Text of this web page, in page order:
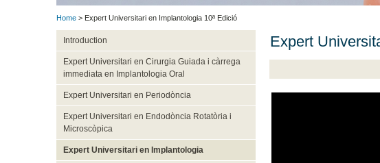
Home > Expert Universitari en Implantologia 10ª Edició
Introduction
Expert Universitari en Cirurgia Guiada i càrrega
immediata en Implantologia Oral
Expert Universitari en Periodòncia
Expert Universitari en Endodòncia Rotatòria i
Microscòpica
Expert Universitari en Implantologia
Expert